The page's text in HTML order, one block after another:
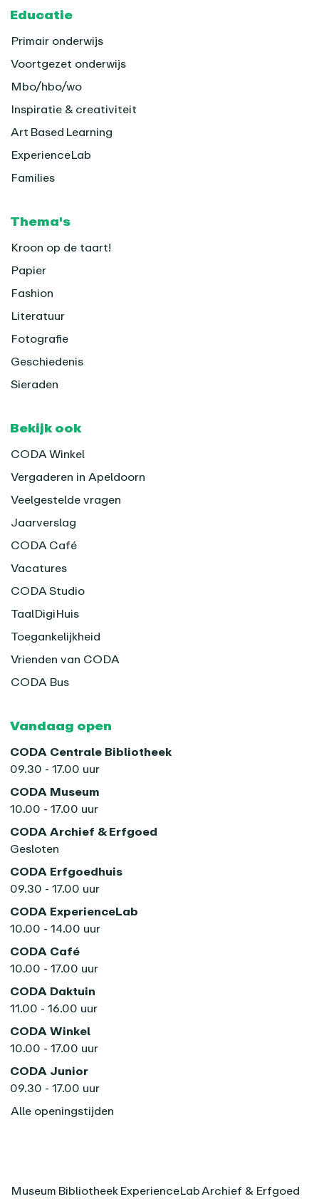
Footer
Educatie
Primair onderwijs
Voortgezet onderwijs
Mbo/hbo/wo
Inspiratie & creativiteit
Art Based Learning
ExperienceLab
Families
Thema's
Kroon op de taart!
Papier
Fashion
Literatuur
Fotografie
Geschiedenis
Sieraden
Bekijk ook
CODA Winkel
Vergaderen in Apeldoorn
Veelgestelde vragen
Jaarverslag
CODA Café
Vacatures
CODA Studio
TaalDigiHuis
Toegankelijkheid
Vrienden van CODA
CODA Bus
Vandaag open
CODA Centrale Bibliotheek
09.30 - 17.00 uur
CODA Museum
10.00 - 17.00 uur
CODA Archief & Erfgoed
Gesloten
CODA Erfgoedhuis
09.30 - 17.00 uur
CODA ExperienceLab
10.00 - 14.00 uur
CODA Café
10.00 - 17.00 uur
CODA Daktuin
11.00 - 16.00 uur
CODA Winkel
10.00 - 17.00 uur
CODA Junior
09.30 - 17.00 uur
Alle openingstijden
Museum Bibliotheek ExperienceLab Archief & Erfgoed